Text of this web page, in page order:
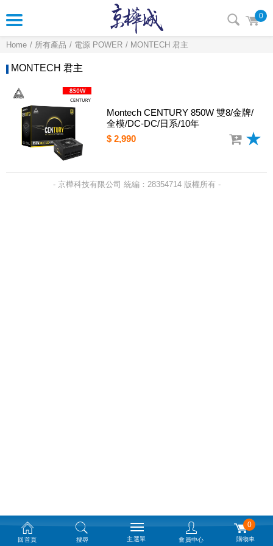
0
Home 所有產品 電源 POWER MONTECH 君主
MONTECH 君主
Montech CENTURY 850W 雙8/金牌/
全模/DC-DC/日系/10年
$ 2,990
- 京樺科技有限公司 統編：28354714 版權所有 -
回首頁 搜尋 主選單 會員中心
0
購物車